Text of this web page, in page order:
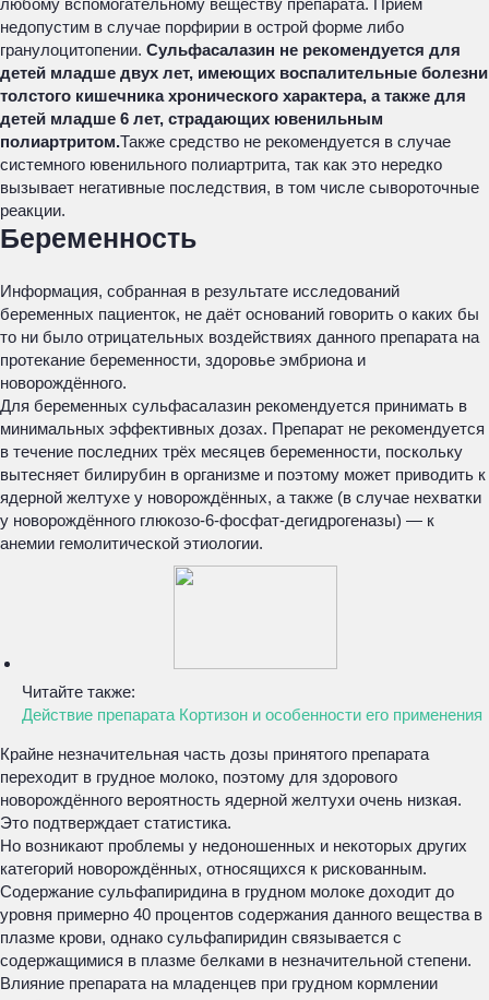
любому вспомогательному веществу препарата. Приём
недопустим в случае порфирии в острой форме либо
гранулоцитопении. Сульфасалазин не рекомендуется для
детей младше двух лет, имеющих воспалительные болезни
толстого кишечника хронического характера, а также для
детей младше 6 лет, страдающих ювенильным
полиартритом.Также средство не рекомендуется в случае
системного ювенильного полиартрита, так как это нередко
вызывает негативные последствия, в том числе сывороточные
реакции.
Беременность
Информация, собранная в результате исследований
беременных пациенток, не даёт оснований говорить о каких бы
то ни было отрицательных воздействиях данного препарата на
протекание беременности, здоровье эмбриона и
новорождённого.
Для беременных сульфасалазин рекомендуется принимать в
минимальных эффективных дозах. Препарат не рекомендуется
в течение последних трёх месяцев беременности, поскольку
вытесняет билирубин в организме и поэтому может приводить к
ядерной желтухе у новорождённых, а также (в случае нехватки
у новорождённого глюкозо-6-фосфат-дегидрогеназы) — к
анемии гемолитической этиологии.
Читайте также:
Действие препарата Кортизон и особенности его применения
Крайне незначительная часть дозы принятого препарата
переходит в грудное молоко, поэтому для здорового
новорождённого вероятность ядерной желтухи очень низкая.
Это подтверждает статистика.
Но возникают проблемы у недоношенных и некоторых других
категорий новорождённых, относящихся к рискованным.
Содержание сульфапиридина в грудном молоке доходит до
уровня примерно 40 процентов содержания данного вещества в
плазме крови, однако сульфапиридин связывается с
содержащимися в плазме белками в незначительной степени.
Влияние препарата на младенцев при грудном кормлении